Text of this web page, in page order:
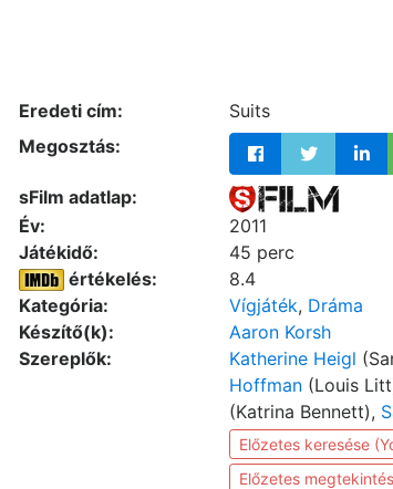
Eredeti cím:
Suits
Megosztás:
sFilm adatlap:
Év:
2011
Játékidő:
45 perc
értékelés:
8.4
Kategória:
Vígjáték, Dráma
Készítő(k):
Aaron Korsh
Szereplők:
Katherine Heigl
Hoffman (Louis
(Katrina Bennett),
Előzetes keresése
Előzetes